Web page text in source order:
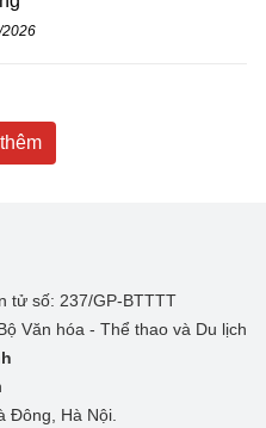
2026
tử số: 237/GP-BTTTT
Văn hóa - Thể thao và Du lịch
Đông, Hà Nội.